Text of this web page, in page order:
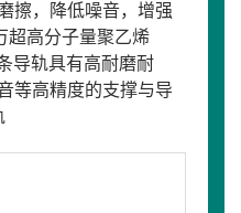
擦，降低噪音，增强
超高分子量聚乙烯
导轨具有高耐磨耐
等高精度的支撑与导